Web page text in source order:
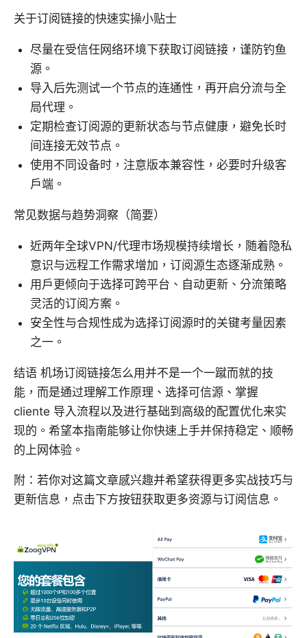
关于订阅链接的快速实操小贴士
尽量在受信任网络环境下获取订阅链接，谨防钓鱼
源。
导入后先测试一个节点的连通性，再开启分流与全
局代理。
定期检查订阅源的更新状态与节点健康，避免长时
间连接无效节点。
使用不同设备时，注意版本兼容性，必要时升级客
户端。
常见数据与趋势洞察（简要）
近两年全球VPN/代理市场规模持续增长，随着隐私
意识与远程工作需求增加，订阅源生态逐渐成熟。
用户更倾向于选择可跨平台、自动更新、分流策略
灵活的订阅方案。
安全性与合规性成为选择订阅源时的关键考量因素
之一。
结语 机场订阅链接怎么用并不是一个一蹴而就的技
能，而是通过理解工作原理、选择可信源、掌握
cliente 导入流程以及进行基础到高级的配置优化来实
现的。希望本指南能够让你快速上手并保持稳定、顺畅
的上网体验。
附：若你对这篇文章感兴趣并希望获得更多实战技巧与
更新信息，点击下方按钮获取更多资源与订阅信息。